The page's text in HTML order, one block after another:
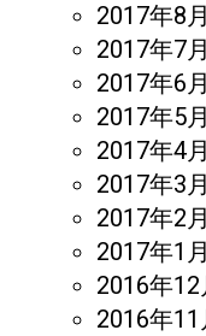
2017年8月
2017年7月
2017年6月
2017年5月
2017年4月
2017年3月
2017年2月
2017年1月
2016年12
2016年11